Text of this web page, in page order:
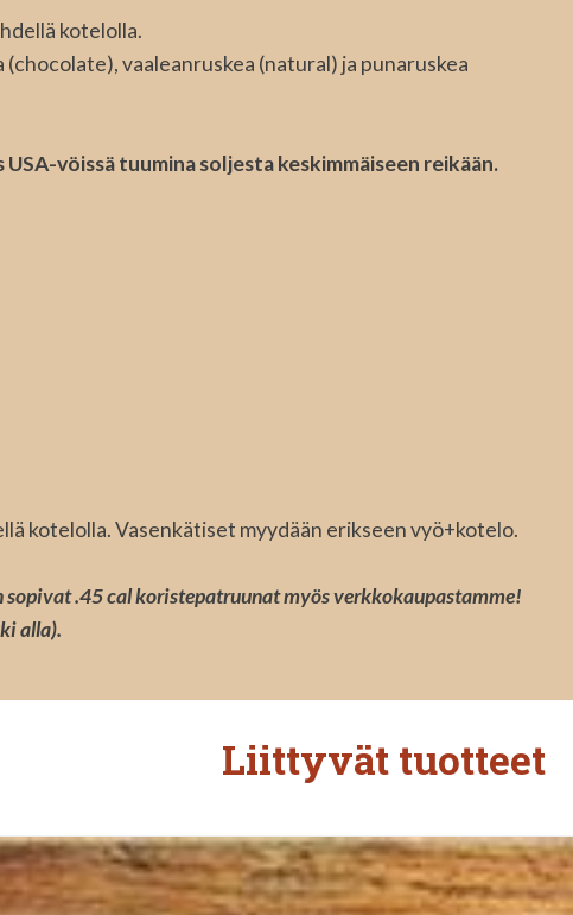
kotelolla.
vaaleanruskea (natural) ja punaruskea
vöissä tuumina soljesta keskimmäiseen reikään.
kotelolla. Vasenkätiset myydään erikseen vyö+kotelo.
.45 cal koristepatruunat myös verkkokaupastamme!
alla).
Liittyvät tuotteet